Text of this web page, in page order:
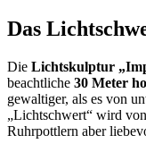
Das
Die Lichtskulptur
beachtliche 30 Meter
gewaltiger, als es von
„Lichtschwert“ wird
Ruhrpottlern aber